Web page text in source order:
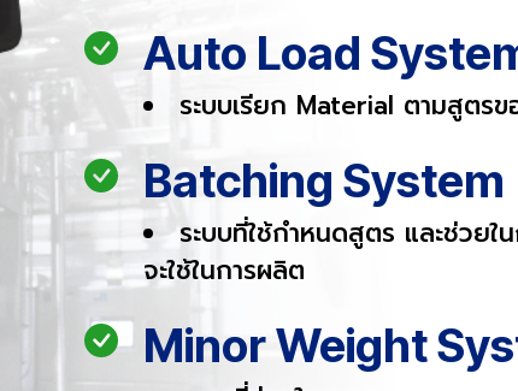
Auto Load
ระบบเรียก Material ตามสูตร
Batching System
ระบบที่ใช้กำหนดสูตร และช่วย
จะใช้ในการผลิต
Minor Weight